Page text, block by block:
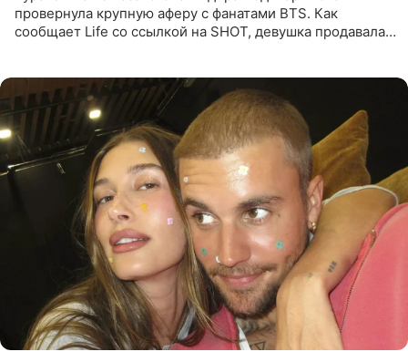
провернула крупную аферу с фанатами BTS. Как
сообщает Life со ссылкой на SHOT, девушка продавала